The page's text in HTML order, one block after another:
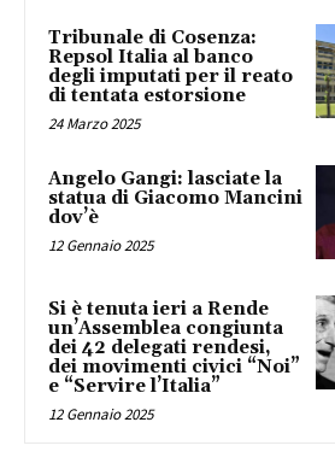
Tribunale di Cosenza:
Repsol Italia al banco
degli imputati per il reato
di tentata estorsione
24 Marzo 2025
Angelo Gangi: lasciate la
statua di Giacomo Mancini
dov’è
12 Gennaio 2025
Si è tenuta ieri a Rende
un’Assemblea congiunta
dei 42 delegati rendesi,
dei movimenti civici “Noi”
e “Servire l’Italia”
12 Gennaio 2025